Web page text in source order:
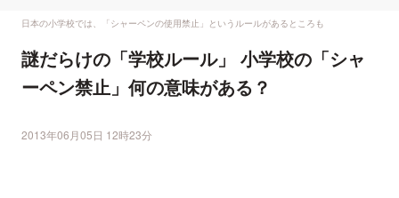
日本の小学校では、「シャーペンの使用禁止」というルールがあるところも
謎だらけの「学校ルール」 小学校の「シャ
ーペン禁止」何の意味がある？
2013年06月05日 12時23分